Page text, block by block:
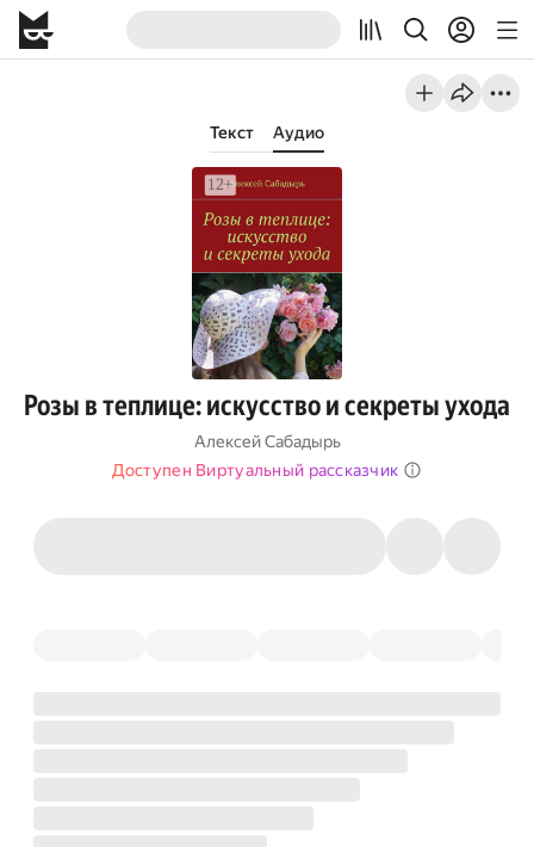
Текст Аудио
Розы в теплице: искусство и секреты ухода
Алексей Сабадырь
Доступен Виртуальный рассказчик